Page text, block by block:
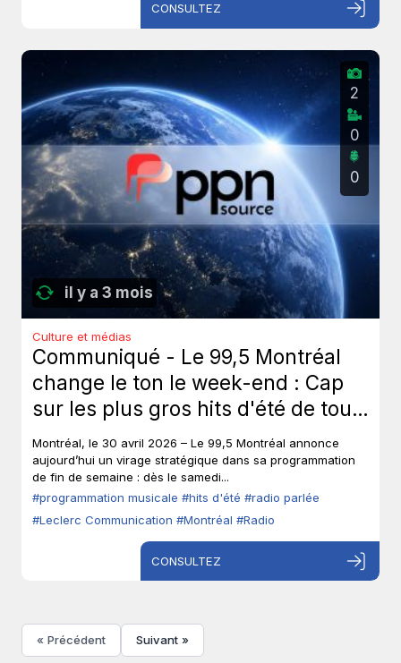
CONSULTEZ
il y a 3 mois
2
0
0
Culture et médias
Communiqué - Le 99,5 Montréal
change le ton le week-end : Cap
sur les plus gros hits d'été de tous
les temps, sans toucher à ses voix
fortes en semaine.
Montréal, le 30 avril 2026 – Le 99,5 Montréal annonce
aujourd’hui un virage stratégique dans sa programmation
de fin de semaine : dès le samedi...
#programmation musicale #hits d'été #radio parlée
#Leclerc Communication #Montréal #Radio
CONSULTEZ
« Précédent Suivant »